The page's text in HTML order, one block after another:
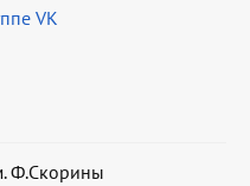
VK
Ф.Скорины